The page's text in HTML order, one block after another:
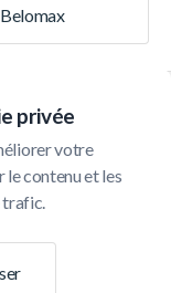
privée
votre
le contenu et les
trafic.